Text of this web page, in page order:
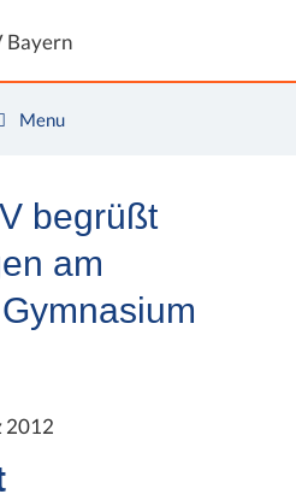
Menu
begrüßt
am
2012